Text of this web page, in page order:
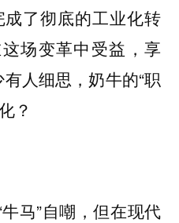
了彻底的工业化转
场变革中受益，享
人细思，奶牛的“职
？
马”自嘲，但在现代